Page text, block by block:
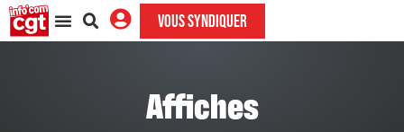
VOUS SYNDIQUER
Affiches